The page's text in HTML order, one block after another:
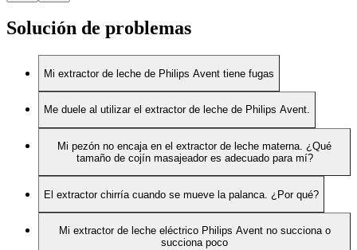
Solución de problemas
Mi extractor de leche de Philips Avent tiene fugas
Me duele al utilizar el extractor de leche de Philips Avent.
Mi pezón no encaja en el extractor de leche materna. ¿Qué
tamaño de cojín masajeador es adecuado para mí?
El extractor chirría cuando se mueve la palanca. ¿Por qué?
Mi extractor de leche eléctrico Philips Avent no succiona o
succiona poco